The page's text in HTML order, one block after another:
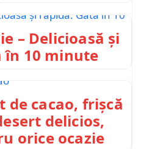
– Delicioasă și
în 10 minute
cacao, frișcă
delicios,
orice ocazie